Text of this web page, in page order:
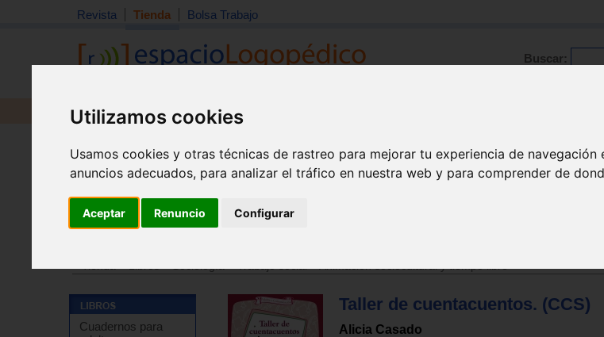
Utilizamos cookies
Usamos cookies y otras técnicas de rastreo para mejorar tu experiencia de
anuncios adecuados, para analizar el tráfico en nuestra web y para comprender de
Aceptar Renuncio Configurar
Revista Tienda Bolsa Trabajo
Buscar:
Revista Libros Material
Cuadernos para
Taller de cuentacuentos. (CCS)
Alicia Casado